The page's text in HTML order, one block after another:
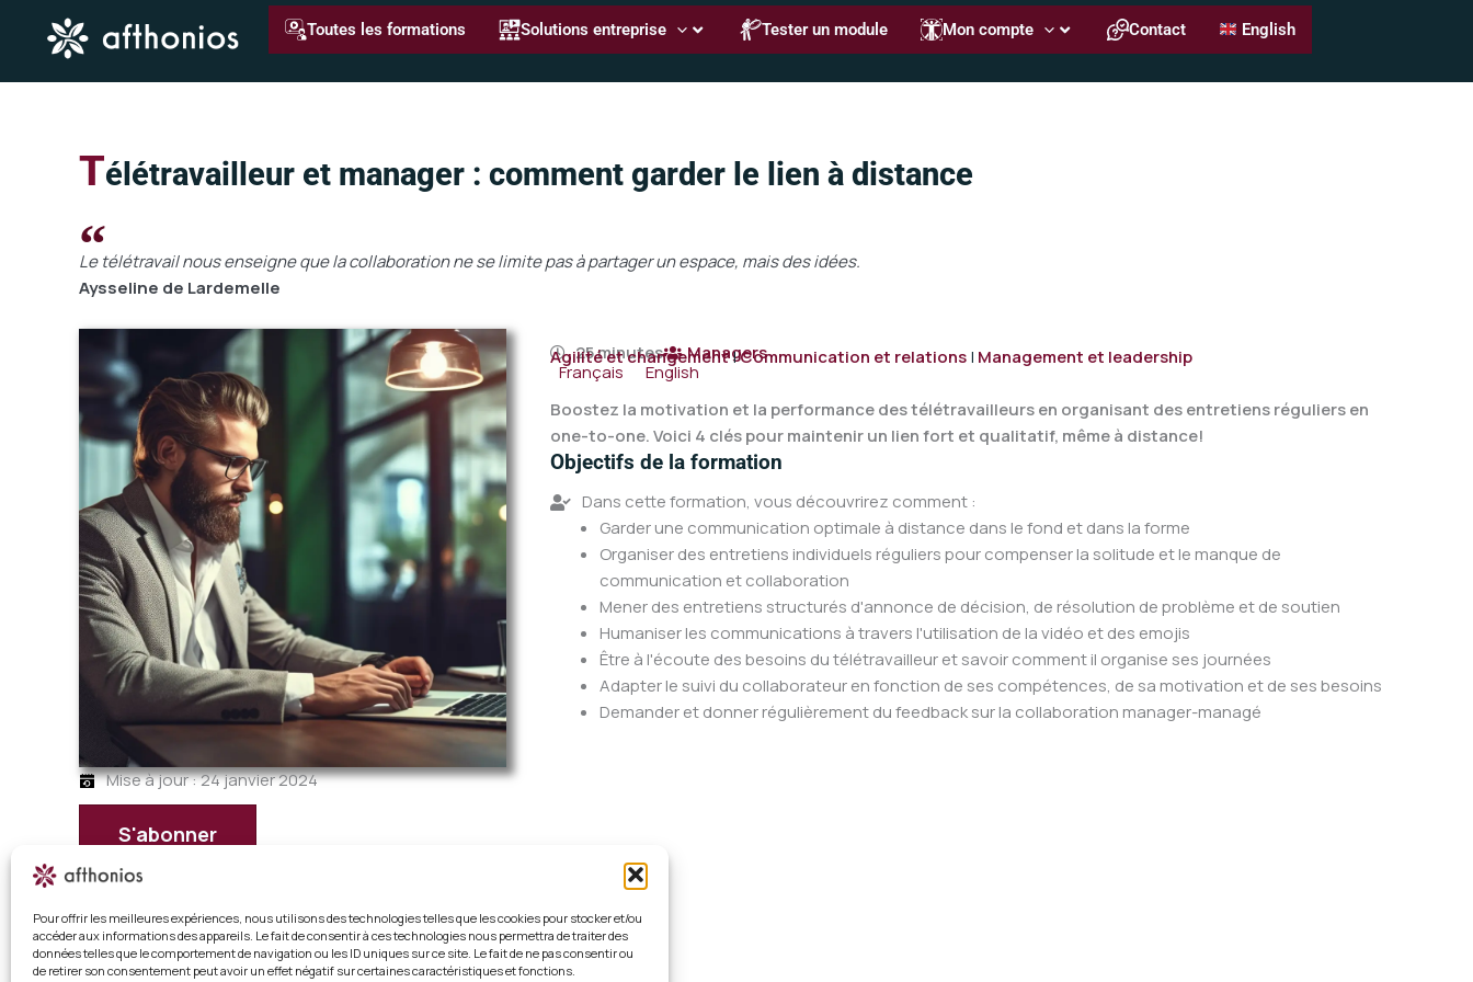
Pour offrir les meilleures expériences, nous utilisons des technologies telles que les cookies pour stocker et/ou
accéder aux informations des appareils. Le fait de consentir à ces technologies nous permettra de traiter des
données telles que le comportement de navigation ou les ID uniques sur ce site. Le fait de ne pas consentir ou
de retirer son consentement peut avoir un effet négatif sur certaines caractéristiques et fonctions.
contenu
Toutes les formations Solutions entreprise Tester un module Mon compte Contact English
Télétravailleur et manager : comment garder le lien à distance
Le télétravail nous enseigne que la collaboration ne se limite pas à partager un espace, mais des idées.
Aysseline de Lardemelle
Mise à jour : 24 janvier 2024
25 minutes Managers
Agilité et changement|Communication et relations| Management et leadership
Français
English
Boostez la motivation et la performance des télétravailleurs en organisant des entretiens réguliers en
one-to-one. Voici 4 clés pour maintenir un lien fort et qualitatif, même à distance!
Objectifs de la formation
Dans cette formation, vous découvrirez comment :
Garder une communication optimale à distance dans le fond et dans la forme
Organiser des entretiens individuels réguliers pour compenser la solitude et le manque de
communication et collaboration
Mener des entretiens structurés d'annonce de décision, de résolution de problème et de soutien
Humaniser les communications à travers l'utilisation de la vidéo et des emojis
Être à l'écoute des besoins du télétravailleur et savoir comment il organise ses journées
Adapter le suivi du collaborateur en fonction de ses compétences, de sa motivation et de ses besoins
Demander et donner régulièrement du feedback sur la collaboration manager-managé
S'abonner
Déjà abonné ?
Télétravailleur et manager : comment garder le lien à distance